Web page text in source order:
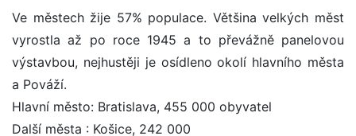
Ve městech žije 57% populace. Většina velkých měst
vyrostla až po roce 1945 a to převážně panelovou
výstavbou, nejhustěji je osídleno okolí hlavního města
a Pováží.
Hlavní město: Bratislava, 455 000 obyvatel
Další města : Košice, 242 000